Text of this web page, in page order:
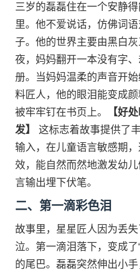
三岁的磊磊住在一个安静
里。他不爱说话，仿佛词
子。他的世界主要由黑白
夜，妈妈翻开一本没有字
册。当妈妈温柔的声音开
料匠人，他的眼泪能变成
被牢牢钉在书页上。
【好
发】
这标志着故事提供了
输入，在儿童语言敏感期
效，能自然而然地激发幼
言输出埋下伏笔。
二、第一滴彩色泪
故事里，星星匠人因为丢
泣。第一滴泪落下，变成
的尾巴。磊磊突然伸出小